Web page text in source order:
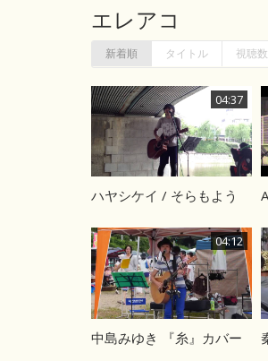
エレアコ
新着順 タイトル 視聴数
04:37
ハヤシケイ / そらもよう
04:12
中島みゆき 『糸』カバー